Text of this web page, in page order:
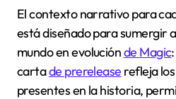
El contexto narrativo para
está diseñado para sumergir
mundo en evoluciónde Magic
cartade prerelease refleja
presentes en la historia,